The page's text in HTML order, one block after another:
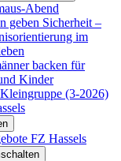
Abend
geben Sicherheit –
im
backen für
Kinder
(3-2026)
FZ Hassels